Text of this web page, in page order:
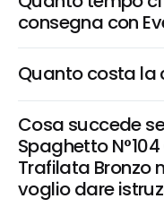
consegna con
Quanto costa la
Cosa succede
Spaghetto
Trafilata Bronzo
voglio dare